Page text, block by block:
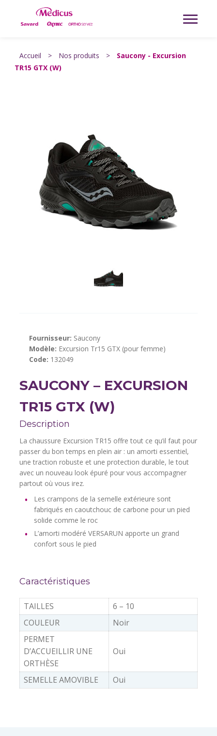
Accueil > Nos produits >
Saucony - Excursion
TR15 GTX (W)
Fournisseur: Saucony
Modèle: Excursion Tr15 GTX (pour femme)
Code: 132049
SAUCONY – EXCURSION
TR15 GTX (W)
Description
La chaussure Excursion TR15 offre tout ce qu’il faut pour
passer du bon temps en plein air : un amorti essentiel,
une traction robuste et une protection durable, le tout
avec un nouveau look épuré pour vous accompagner
partout où vous irez.
Les crampons de la semelle extérieure sont
fabriqués en caoutchouc de carbone pour un pied
solide comme le roc
L’amorti modéré VERSARUN apporte un grand
confort sous le pied
Caractéristiques
TAILLES
6 – 10
COULEUR
Noir
PERMET
D’ACCUEILLIR UNE
ORTHÈSE
Oui
SEMELLE AMOVIBLE Oui